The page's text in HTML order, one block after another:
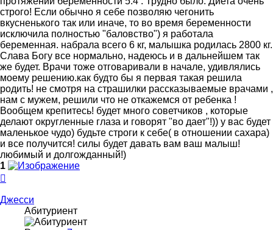
строго! Если обычно я себе позволяю чегонить
вкусненького так или иначе, то во время беременности
исключила полностью "баловство") я работала
беременная. набрала всего 6 кг, малышка родилась 2800 кг.
Слава Богу все нормально, надеюсь и в дальнейшем так
же будет. Врачи тоже отговаривали в начале, удивлялись
моему решению.как будто бы я первая такая решила
родить! не смотря на страшилки рассказываемые врачами ,
нам с мужем, решили что не откажемся от ребенка !
Вообщем крепитесь! будет много советчиков , которые
делают округленные глаза и говорят "во дает"!)) у вас будет
маленькое чудо) будьте строги к себе( в отношении сахара)
и все получится! силы будет давать вам ваш малыш!
любимый и долгожданный!)
1
началу
Джесси
Абитуриент